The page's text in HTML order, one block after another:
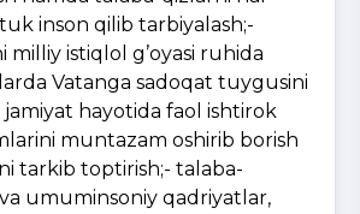
inson qilib tarbiyalash;-
milliy istiqlol g’oyasi ruhida
Vatanga sadoqat tuygusini
hayotida faol ishtirok
muntazam oshirib borish
tarkib toptirish;- talaba-
umuminsoniy qadriyatlar,